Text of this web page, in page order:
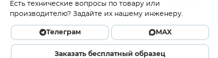
Есть технические вопросы по товару или
производителю? Задайте их нашему инженеру.
Телеграм MAX
Заказать бесплатный образец